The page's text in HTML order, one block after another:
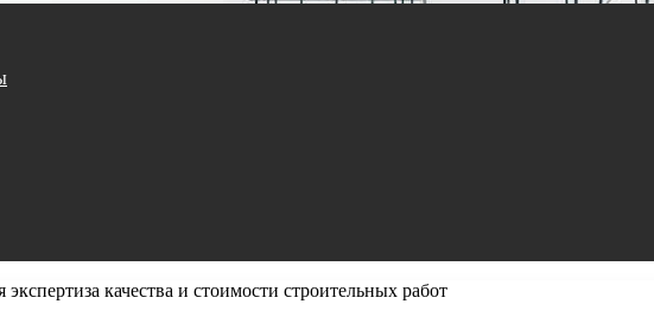
экспертиза качества и стоимости строительных работ